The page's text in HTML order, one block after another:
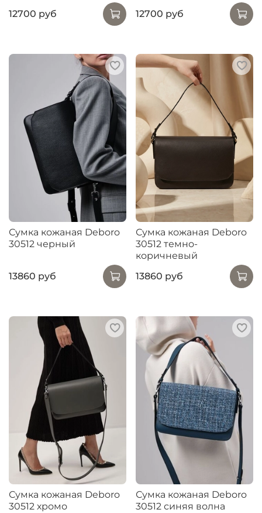
12700 руб
12700 руб
Сумка кожаная Deboro
30512 черный
13860 руб
Сумка кожаная Deboro
30512 темно-
коричневый
13860 руб
Сумка кожаная Deboro
30512 хромо
Сумка кожаная Deboro
30512 синяя волна